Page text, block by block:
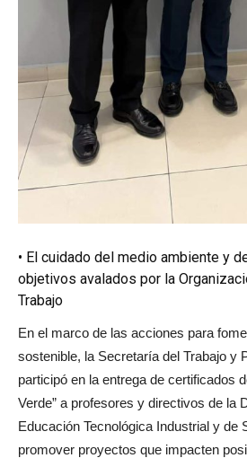
• El cuidado del medio ambiente y
objetivos avalados por la
Trabajo
En el marco de las acciones para
sostenible, la Secretaría del Trabajo y
participó en la entrega de certificados
Verde” a profesores y directivos de la
Educación Tecnológica Industrial y de
promover proyectos que impacten